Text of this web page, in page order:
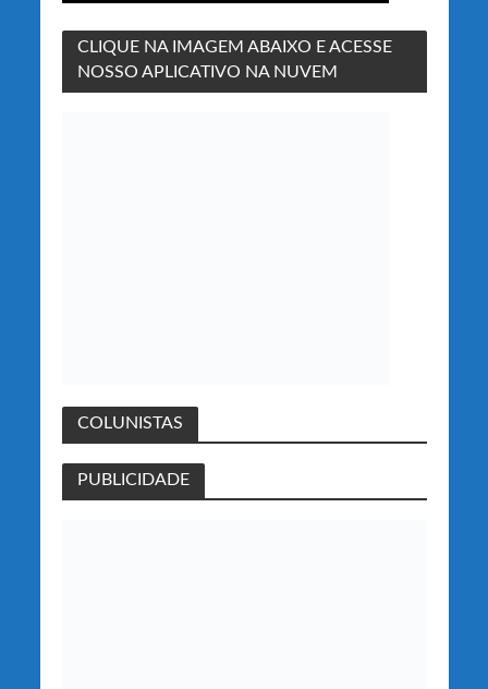
CLIQUE NA IMAGEM ABAIXO E ACESSE
NOSSO APLICATIVO NA NUVEM
COLUNISTAS
PUBLICIDADE